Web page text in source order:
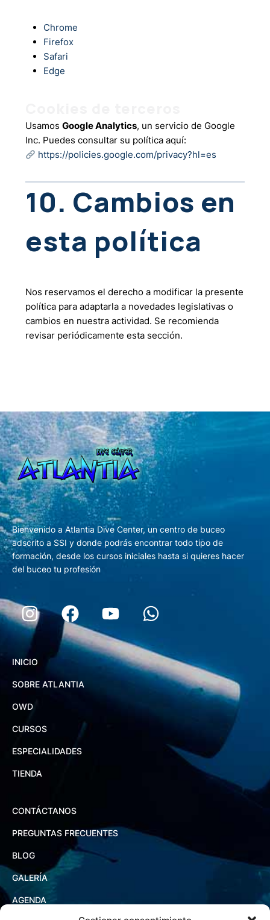
Chrome
Firefox
Safari
Edge
Usamos Google Analytics, un servicio de Google
Inc. Puedes consultar su política aquí:
https://policies.google.com/privacy?hl=es
10. Cambios en
esta política
Nos reservamos el derecho a modificar la presente
política para adaptarla a novedades legislativas o
cambios en nuestra actividad. Se recomienda
revisar periódicamente esta sección.
Bienvenido a Atlantia Dive Center, un centro de buceo
adscrito a SSI y donde podrás encontrar todo tipo de
formación, desde los cursos iniciales hasta si quieres hacer
del buceo tu profesión
INICIO
SOBRE ATLANTIA
OWD
CURSOS
ESPECIALIDADES
TIENDA
CONTÁCTANOS
PREGUNTAS FRECUENTES
BLOG
GALERÍA
AGENDA